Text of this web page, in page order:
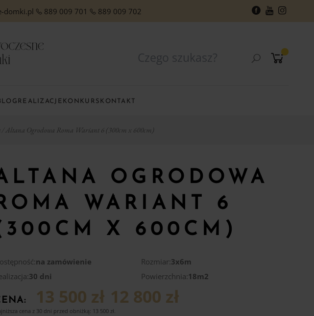
domki.pl 889 009 701 889 009 702
REALIZACJE KONKURS KONTAKT
/ Altana Ogrodowa Roma Wariant 6 (300cm x 600cm)
OGRODOWA
WARIANT 6
X 600CM)
na zamówienie Rozmiar:3x6m
30 dni Powierzchnia:18m2
13 500 zł 12 800 zł
cena z 30 dni przed obniżką: 13 500 zł